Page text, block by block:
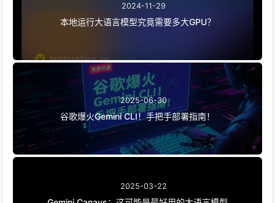
2024-11-29
本地运行大语言模型究竟需要多大GPU？
2025-06-30
谷歌爆火Gemini CLI！手把手部署指南！
2025-03-22